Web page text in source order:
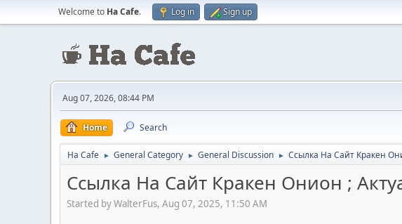
Welcome to Ha Cafe. Log in Sign up
Aug 07, 2026, 08:44 PM
Home Search
Ha Cafe ► General Category ► General Discussion ► Ссылка На Сайт Кракен
Ссылка На Сайт Кракен Онион ;
Started by WalterFus, Aug 07, 2025, 11:50 AM